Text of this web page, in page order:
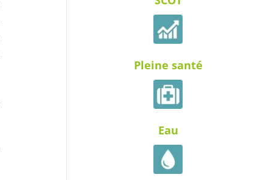
Pleine santé
Eau